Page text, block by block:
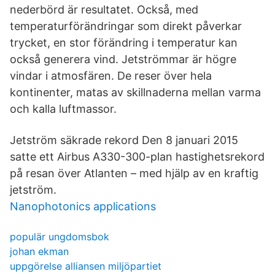
nederbörd är resultatet. Också, med
temperaturförändringar som direkt påverkar
trycket, en stor förändring i temperatur kan
också generera vind. Jetströmmar är högre
vindar i atmosfären. De reser över hela
kontinenter, matas av skillnaderna mellan varma
och kalla luftmassor.
Jetström säkrade rekord Den 8 januari 2015
satte ett Airbus A330-300-plan hastighetsrekord
på resan över Atlanten – med hjälp av en kraftig
jetström.
Nanophotonics applications
populär ungdomsbok
johan ekman
uppgörelse alliansen miljöpartiet